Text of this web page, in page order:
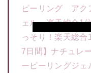
ピーリング ア
ェル 楽天総合1
っそり！楽天総
7日間】ナチュレ
ーピーリングジ